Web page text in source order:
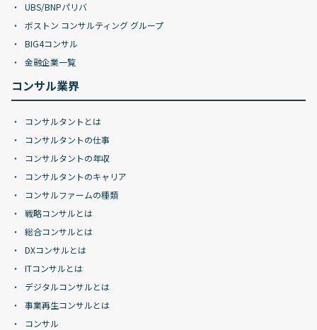
UBS/BNPパリバ
ボストン コンサルティング グループ
BIG4コンサル
金融企業一覧
コンサル業界
コンサルタントとは
コンサルタントの仕事
コンサルタントの年収
コンサルタントのキャリア
コンサルファームの種類
戦略コンサルとは
総合コンサルとは
DXコンサルとは
ITコンサルとは
デジタルコンサルとは
事業再生コンサルとは
コンサル